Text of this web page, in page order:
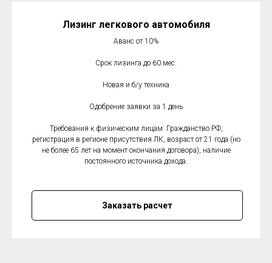
Лизинг легкового автомобиля
Аванс от 10%
Срок лизинга до 60 мес.
Новая и б/у техника
Одобрение заявки за 1 день
Требования к физическим лицам: Гражданство РФ,
регистрация в регионе присутствия ЛК, возраст от 21 года (но
не более 65 лет на момент окончания договора), наличие
постоянного источника дохода.
Заказать расчет